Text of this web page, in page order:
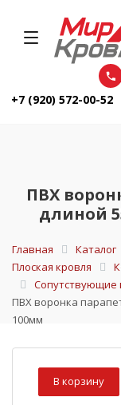
+7 (920) 572-00-52
ПВХ
длиной
Главная Каталог
Плоская кровля
Сопутствующие
ПВХ воронка
100мм
В корзину